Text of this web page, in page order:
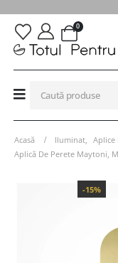
0
Acasă Iluminat
Aplice
Aplică De Perete Maytoni,
-15%